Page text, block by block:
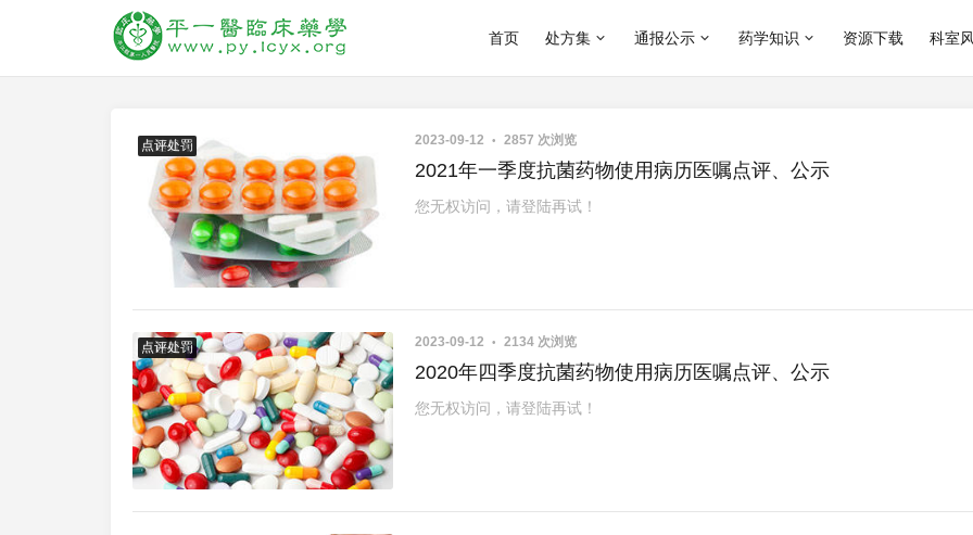
首页 处方集 通报公示 药学知识 资源下载 科室
卓越服务
点评处罚 2023-09-12 2857 次浏览
2021年一季度抗菌药物使用病历医嘱点评、公示
您无权访问，请登陆再试！
卓越服务
点评处罚 2023-09-12 2134 次浏览
2020年四季度抗菌药物使用病历医嘱点评、公示
您无权访问，请登陆再试！